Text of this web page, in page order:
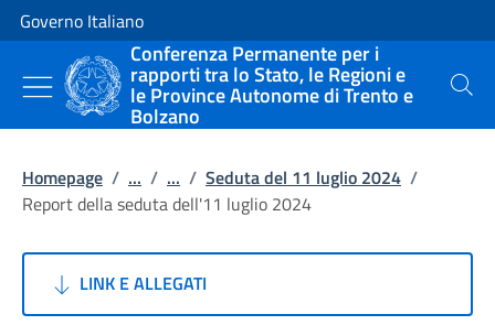
Vai al contenuto
Vai alla navigazione del sito
Governo Italiano
Conferenza Permanente per i
rapporti tra lo Stato, le Regioni e
le Province Autonome di Trento e
Bolzano
Cerca
Homepage / ... / ... / Seduta del 11 luglio 2024 /
Report della seduta dell'11 luglio 2024
LINK E ALLEGATI